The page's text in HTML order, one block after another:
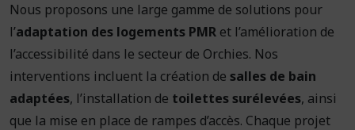
Nous proposons une large gamme de solutions pour
l’adaptation des logements PMR et l’amélioration de
l’accessibilité dans le secteur de Orchies. Nos
interventions incluent la création de salles de bain
adaptées, l’installation de toilettes surélevées, ainsi
que la mise en place de rampes d’accès. Chaque projet